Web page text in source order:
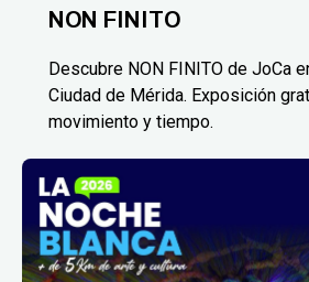
NON FINITO
Descubre NON FINITO de JoCa
Ciudad de Mérida. Exposición
movimiento y tiempo.